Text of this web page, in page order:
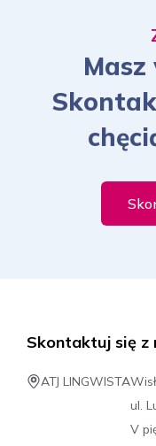
Skontaktuj się z
ATJ LINGWISTA
ul.
V